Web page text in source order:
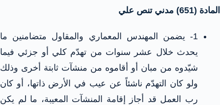
المادة (651) مدني تنص علي
1- يضمن المهندس المعماري والمقاول متضامنين ما
يحدث خلال عشر سنوات من تهدّم كلي أو جزئي فيما
شيّدوه من مبان أو أقاموه من منشآت ثابتة أخرى وذلك
ولو كان التهدّم ناشئاً عن عيب في الأرض ذاتها، أو كان
رب العمل قد أجاز إقامة المنشآت المعيبة، ما لم يكن